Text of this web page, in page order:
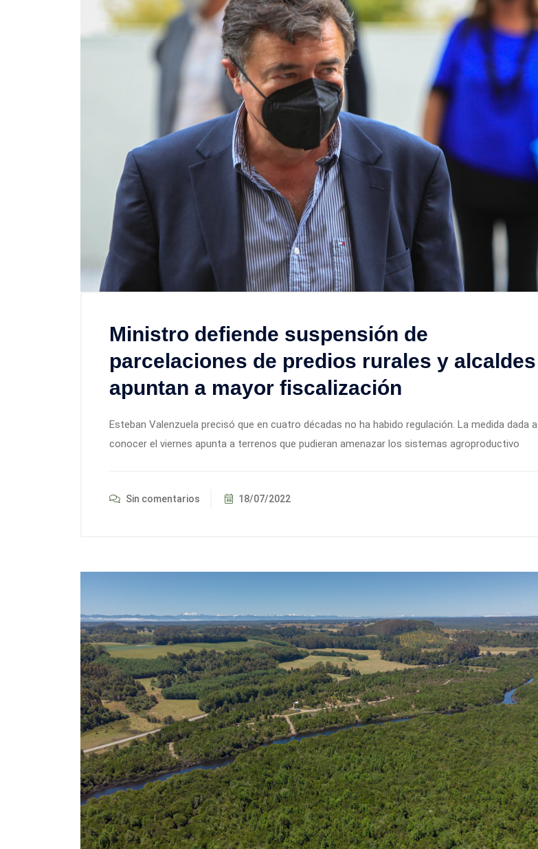
Ministro defiende suspensión de
parcelaciones de predios rurales y alcaldes
apuntan a mayor fiscalización
Esteban Valenzuela precisó que en cuatro décadas no ha habido regulación. La medida dada a
conocer el viernes apunta a terrenos que pudieran amenazar los sistemas agroproductivo
Sin comentarios 18/07/2022